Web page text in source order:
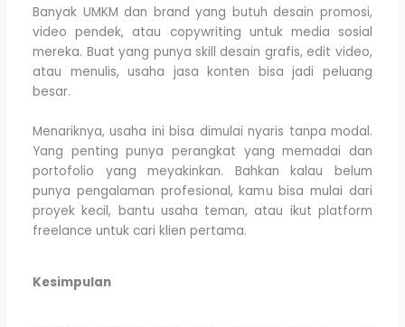
Banyak UMKM dan brand yang butuh desain promosi,
video pendek, atau copywriting untuk media sosial
mereka. Buat yang punya skill desain grafis, edit video,
atau menulis, usaha jasa konten bisa jadi peluang
besar.
Menariknya, usaha ini bisa dimulai nyaris tanpa modal.
Yang penting punya perangkat yang memadai dan
portofolio yang meyakinkan. Bahkan kalau belum
punya pengalaman profesional, kamu bisa mulai dari
proyek kecil, bantu usaha teman, atau ikut platform
freelance untuk cari klien pertama.
Kesimpulan